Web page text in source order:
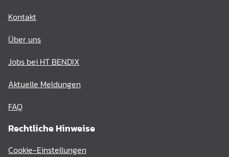
Kontakt
Über uns
Jobs bei HT BENDIX
Aktuelle Meldungen
FAQ
Rechtliche Hinweise
Cookie-Einstellungen